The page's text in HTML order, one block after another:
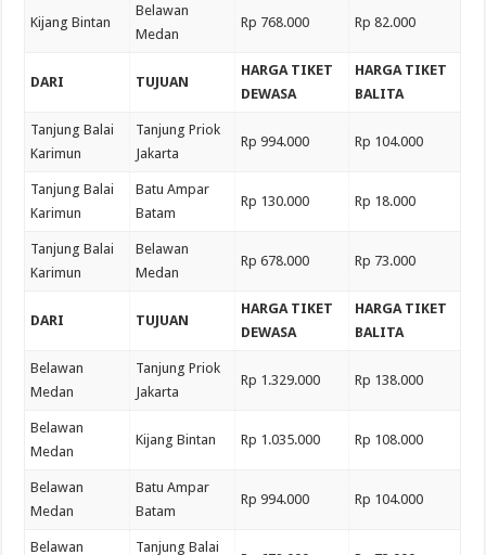
Kijang Bintan
Belawan
Medan
Rp 768.000 Rp 82.000
DARI TUJUAN
HARGA TIKET
DEWASA
HARGA TIKET
BALITA
Tanjung Balai
Karimun
Tanjung Priok
Jakarta
Rp 994.000 Rp 104.000
Tanjung Balai
Karimun
Batu Ampar
Batam
Rp 130.000 Rp 18.000
Tanjung Balai
Karimun
Belawan
Medan
Rp 678.000 Rp 73.000
DARI TUJUAN
HARGA TIKET
DEWASA
HARGA TIKET
BALITA
Belawan
Medan
Tanjung Priok
Jakarta
Rp 1.329.000 Rp 138.000
Belawan
Medan
Kijang Bintan Rp 1.035.000 Rp 108.000
Belawan
Medan
Batu Ampar
Batam
Rp 994.000 Rp 104.000
Belawan Tanjung Balai